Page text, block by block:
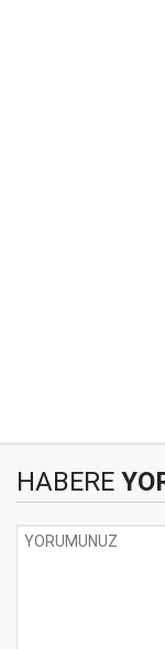
HABERE